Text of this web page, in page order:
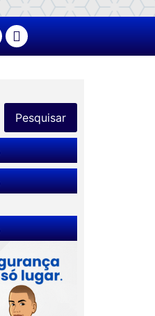
Pesquisar